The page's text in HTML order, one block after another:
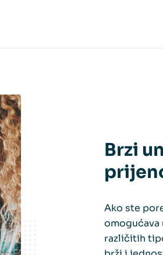
Brzi
Ako ste
omogućava
različitih